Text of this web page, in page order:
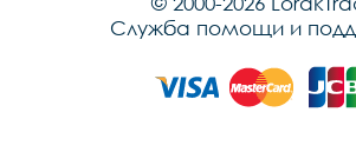
Служба помощи и